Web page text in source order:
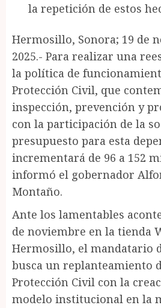
la repetición de estos
Hermosillo, Sonora; 19 de
2025.- Para realizar una
la política de
Protección Civil, que
inspección, prevención y
con la participación de la
presupuesto para esta
incrementará de 96 a 152
informó el gobernador
Montaño.
Ante los lamentables
de noviembre en la tienda
Hermosillo, el mandatario
busca un replanteamiento
Protección Civil con la
modelo institucional en la